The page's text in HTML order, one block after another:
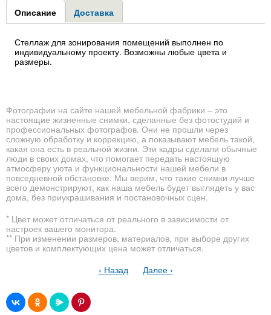
Group1
Описание (активная
вкладка)
Доставка
Стеллаж для зонирования помещений выполнен по
индивидуальному проекту. Возможны любые цвета и
размеры.
Фотографии на сайте нашей мебельной фабрики – это
настоящие жизненные снимки, сделанные без фотостудий и
профессиональных фотографов. Они не прошли через
сложную обработку и коррекцию, а показывают мебель такой,
какая она есть в реальной жизни. Эти кадры сделали обычные
люди в своих домах, что помогает передать настоящую
атмосферу уюта и функциональности нашей мебели в
повседневной обстановке. Мы верим, что такие снимки лучше
всего демонстрируют, как наша мебель будет выглядеть у вас
дома, без приукрашивания и постановочных сцен.
* Цвет может отличаться от реального в зависимости от
настроек вашего монитора.
** При изменении размеров, материалов, при выборе других
цветов и комплектующих цена может отличаться.
‹ Назад
Далее ›